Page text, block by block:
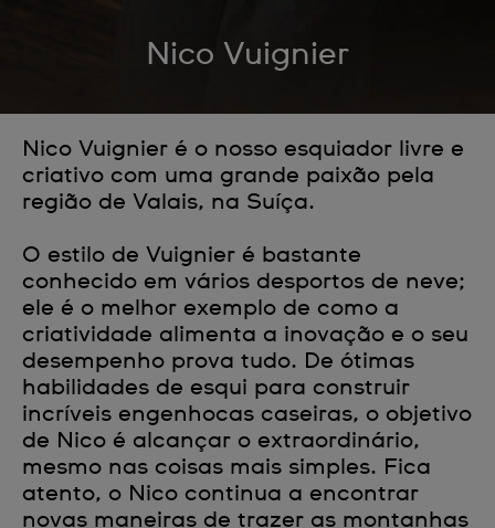
Nico Vuignier
Nico Vuignier é o nosso esquiador livre e
criativo com uma grande paixão pela
região de Valais, na Suíça.
O estilo de Vuignier é bastante
conhecido em vários desportos de neve;
ele é o melhor exemplo de como a
criatividade alimenta a inovação e o seu
desempenho prova tudo. De ótimas
habilidades de esqui para construir
incríveis engenhocas caseiras, o objetivo
de Nico é alcançar o extraordinário,
mesmo nas coisas mais simples. Fica
atento, o Nico continua a encontrar
novas maneiras de trazer as montanhas